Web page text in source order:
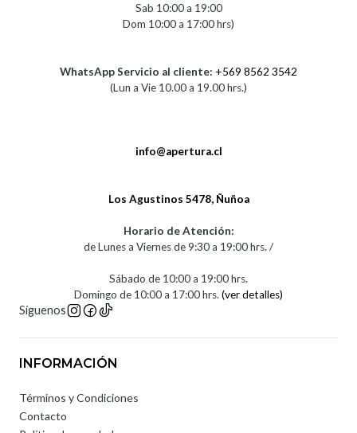
Sab 10:00 a 19:00
Dom 10:00 a 17:00 hrs)
WhatsApp Servicio al cliente: +569 8562 3542
(Lun a Vie 10.00 a 19.00 hrs.)
info@apertura.cl
Los Agustinos 5478, Ñuñoa
Horario de Atención:
de Lunes a Viernes de 9:30 a 19:00 hrs. /
Sábado de 10:00 a 19:00 hrs.
Domingo de 10:00 a 17:00 hrs.(ver detalles)
Síguenos
INFORMACIÓN
Términos y Condiciones
Contacto